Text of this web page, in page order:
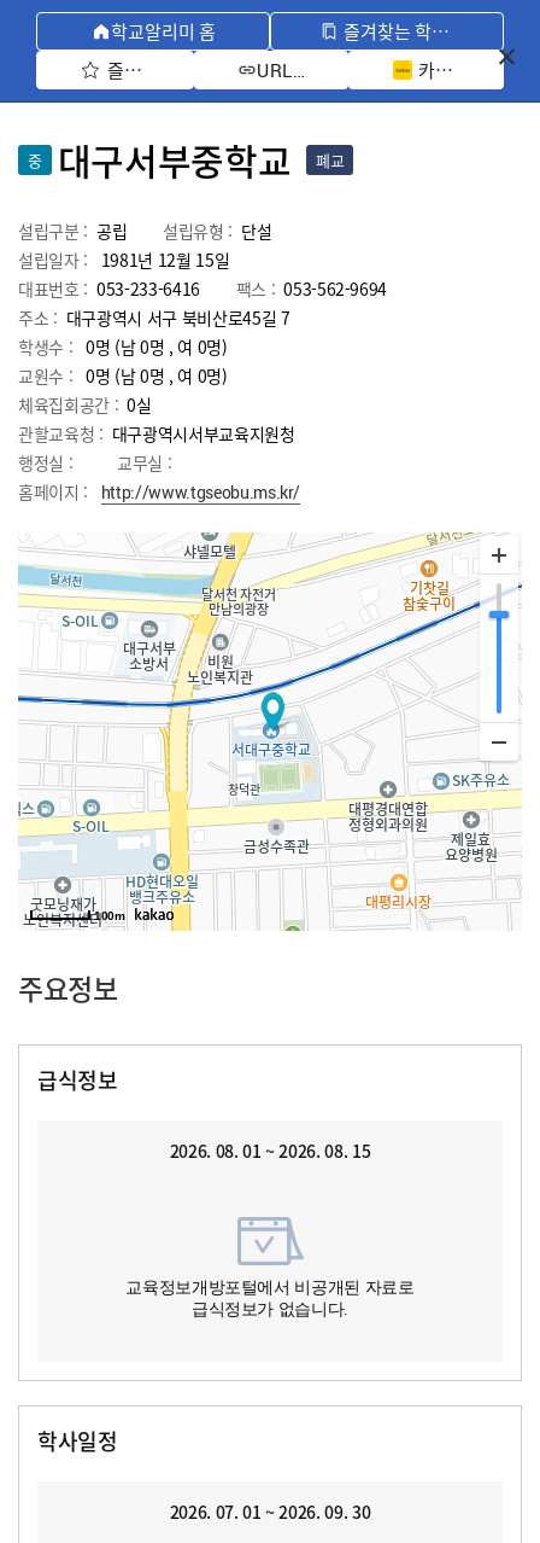
학교알리미 홈
즐겨찾는 학교 모아보기
즐겨찾기 선택
URL 복사 카카오톡 공유
중 대구서부중학교 폐교
설립구분 : 공립 설립유형 : 단설
설립일자 :
1981년 12월 15일
대표번호 : 053-233-6416 팩스 : 053-562-9694
주소 : 대구광역시 서구 북비산로45길 7
학생수 : 0명 (남 0명 , 여 0명)
교원수 : 0명 (남0명 , 여 0명)
체육집회공간 : 0실
관할교육청 : 대구광역시서부교육지원청
행정실 :
교무실 :
홈페이지 :
http://www.tgseobu.ms.kr/
100m
주요정보
급식정보
2026. 08. 01 ~ 2026. 08. 15
교육정보개방포털에서 비공개된 자료로
급식정보가 없습니다.
학사일정
2026. 07. 01 ~ 2026. 09. 30